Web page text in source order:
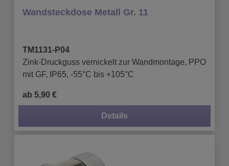
Wandsteckdose Metall Gr. 11
TM1131-P04
Zink-Druckguss vernickelt zur Wandmontage, PPO
mit GF, IP65, -55°C bis +105°C
ab 5,90 €
Details